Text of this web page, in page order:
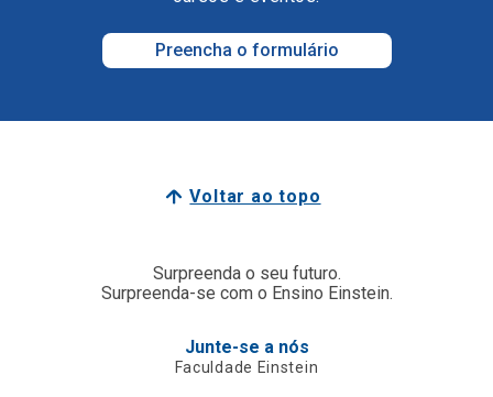
Preencha o formulário
Voltar ao topo
Surpreenda o seu futuro.
Surpreenda-se com o Ensino Einstein.
Junte-se a nós
Faculdade Einstein